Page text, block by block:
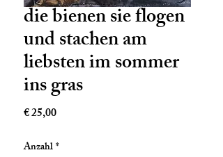
die bienen sie flogen
und stachen am
liebsten im sommer
ins gras
€ 25,00Preis
Anzahl*